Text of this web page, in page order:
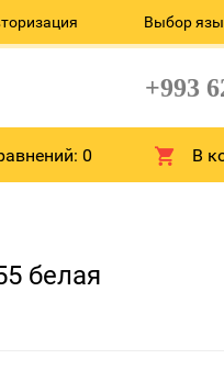
Выбор
+993
0 В
белая